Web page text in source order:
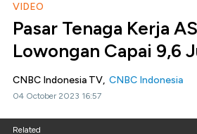
VIDEO
Pasar Tenaga Kerja
Lowongan Capai 9,6
CNBC Indonesia TV, CNBC Indonesia
04 October 2023 16:57
Related